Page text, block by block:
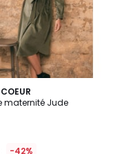
maternité Jude
-42%